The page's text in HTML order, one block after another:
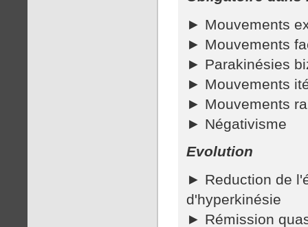
► Mouvements
► Mouvements
► Parakinésies
► Mouvements
► Mouvements
► Négativisme
Evolution
► Reduction de
d'hyperkinésie
► Rémission